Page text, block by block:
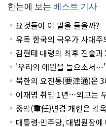
한눈에 보는 베스트 기사
요것들이 이 말을 들을까?
유독 한국의 극우가 사대
김현태 대령의 최후 진술
'우리의 애원을 들으소서…'
북한의 요진통(要津通)은
이재명 취임 1년…외교는
중임(重任)변경 개헌은 감
대통령·민주당, 대법원장